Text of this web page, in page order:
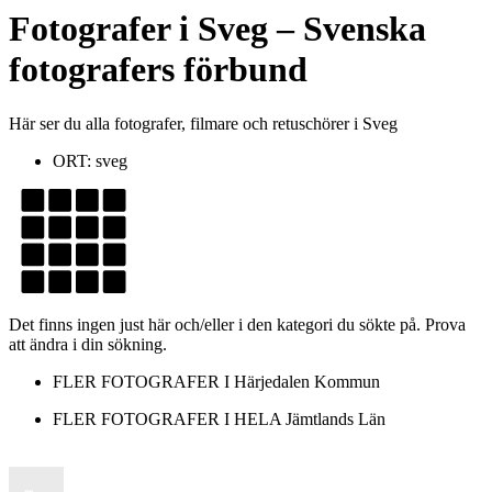
Fotograferi Sveg– Svenska
fotografers förbund
Här ser du alla fotografer, filmare och retuschörer i Sveg
ORT: sveg
Det finns ingen just här och/eller i den kategori du sökte på. Prova
att ändra i din sökning.
FLER FOTOGRAFER I Härjedalen Kommun
FLER FOTOGRAFER I HELA Jämtlands Län